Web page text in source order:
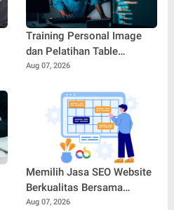
Training Personal Image
dan Pelatihan Table
Manners: Kunci
Profesionalisme dan
Kepercayaan Diri di Dunia
Aug 07, 2026
Memilih Jasa SEO Website
Berkualitas Bersama
SEOBITT untuk
Aug 07, 2026